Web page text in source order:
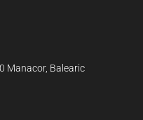
Manacor, Balearic